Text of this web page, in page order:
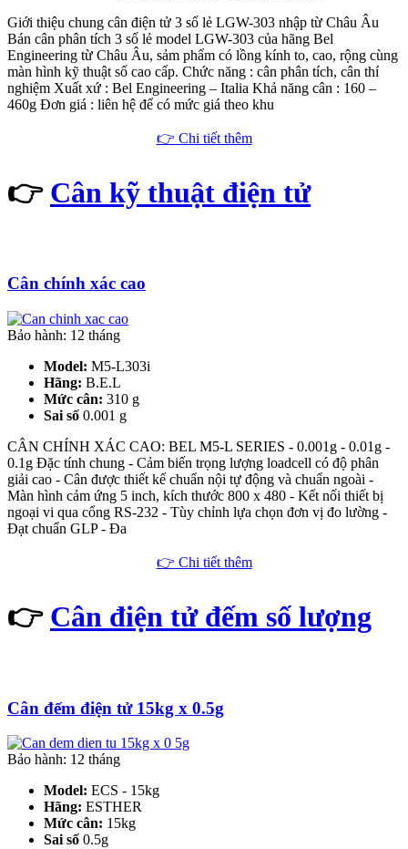
Giới thiệu chung cân điện tử 3 số lẻ LGW-303 nhập từ Châu Âu
Bán cân phân tích 3 số lẻ model LGW-303 của hãng Bel
Engineering từ Châu Âu, sảm phẩm có lồng kính to, cao, rộng cùng
màn hình kỹ thuật số cao cấp. Chức năng : cân phân tích, cân thí
nghiệm Xuất xứ : Bel Engineering – Italia Khả năng cân : 160 –
460g Đơn giá : liên hệ để có mức giá theo khu
👉 Chi tiết thêm
👉 Cân kỹ thuật điện tử
Cân chính xác cao
Bảo hành: 12 tháng
Model: M5-L303i
Hãng: B.E.L
Mức cân: 310 g
Sai số 0.001 g
CÂN CHÍNH XÁC CAO: BEL M5-L SERIES - 0.001g - 0.01g -
0.1g Đặc tính chung - Cảm biến trọng lượng loadcell có độ phân
giải cao - Cân được thiết kế chuẩn nội tự động và chuẩn ngoài -
Màn hình cảm ứng 5 inch, kích thước 800 x 480 - Kết nối thiết bị
ngoại vi qua cổng RS-232 - Tùy chỉnh lựa chọn đơn vị đo lường -
Đạt chuẩn GLP - Đa
👉 Chi tiết thêm
👉 Cân điện tử đếm số lượng
Cân đếm điện tử 15kg x 0.5g
Bảo hành: 12 tháng
Model: ECS - 15kg
Hãng: ESTHER
Mức cân: 15kg
Sai số 0.5g